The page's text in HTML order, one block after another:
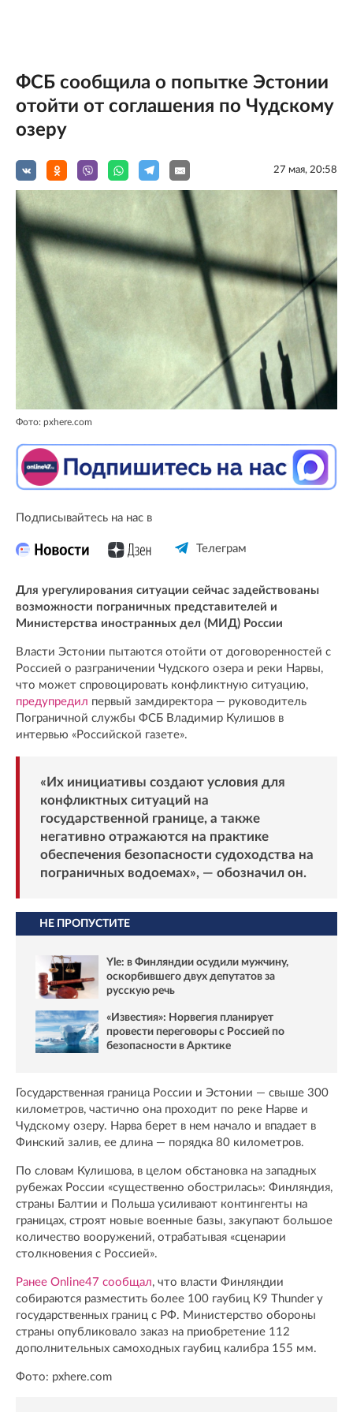
ФСБ сообщила о попытке Эстонии
отойти от соглашения по Чудскому
озеру
27 мая, 20:58
Фото: pxhere.com
Подписывайтесь на нас в
Телеграм
Для урегулирования ситуации сейчас задействованы
возможности пограничных представителей и
Министерства иностранных дел (МИД) России
Власти Эстонии пытаются отойти от договоренностей с
Россией о разграничении Чудского озера и реки Нарвы,
что может спровоцировать конфликтную ситуацию,
предупредил первый замдиректора — руководитель
Пограничной службы ФСБ Владимир Кулишов в
интервью «Российской газете».
«Их инициативы создают условия для
конфликтных ситуаций на
государственной границе, а также
негативно отражаются на практике
обеспечения безопасности судоходства на
пограничных водоемах», — обозначил он.
НЕ ПРОПУСТИТЕ
Yle: в Финляндии осудили мужчину,
оскорбившего двух депутатов за
русскую речь
«Известия»: Норвегия планирует
провести переговоры с Россией по
безопасности в Арктике
Государственная граница России и Эстонии — свыше 300
километров, частично она проходит по реке Нарве и
Чудскому озеру. Нарва берет в нем начало и впадает в
Финский залив, ее длина — порядка 80 километров.
По словам Кулишова, в целом обстановка на западных
рубежах России «существенно обострилась»: Финляндия,
страны Балтии и Польша усиливают контингенты на
границах, строят новые военные базы, закупают большое
количество вооружений, отрабатывая «сценарии
столкновения с Россией».
Ранее Online47 сообщал, что власти Финляндии
собираются разместить более 100 гаубиц K9 Thunder у
государственных границ с РФ. Министерство обороны
страны опубликовало заказ на приобретение 112
дополнительных самоходных гаубиц калибра 155 мм.
Фото: pxhere.com